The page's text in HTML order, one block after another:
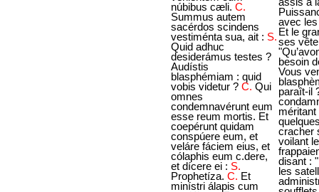
núbibus cæli. C.
Summus autem
sacérdos scindens
vestiménta sua, ait : S.
Quid adhuc
desiderámus testes ?
Audístis
blasphémiam : quid
vobis videtur ? C. Qui
omnes
condemnavérunt eum
esse reum mortis. Et
coepérunt quidam
conspúere eum, et
veláre fáciem eius, et
cólaphis eum c.dere,
et dícere ei : S.
Prophetíza. C. Et
minístri álapis cum